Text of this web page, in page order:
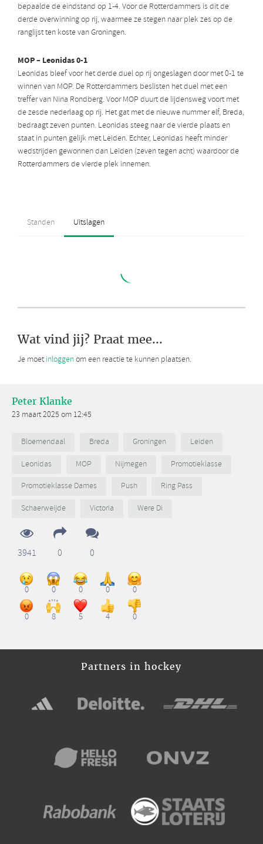
bepaalde de eindstand op 1-4. Voor de Rotterdammers is dit de
derde overwinning op rij, waarmee ze stegen naar plek zes op de
ranglijst ten koste van Groningen.
MOP – Leonidas 0-1
Leonidas bleef voor het derde duel op rij ongeslagen door met 0-1 te
winnen van MOP. De Rotterdammers beslisten het duel met een
treffer van Nina Rondberg. Voor MOP duurt de lijdensweg voort met
de zesde nederlaag op rij. Het gat met de nieuwe nummer elf, Breda,
bedraagt zeven punten. Leonidas steeg naar de vierde plaats en
staat in punten gelijk met Leiden. Echter, Leonidas heeft minder
wedstrijden gewonnen dan Leiden (zeven tegen acht) waardoor de
Rotterdammers de vierde plek innemen.
Wat vind jij? Praat mee...
Je moet inloggenom een reactie te kunnen plaatsen.
Peter Klanke
23 maart 2025 om 12:45
Bloemendaal Breda Groningen
Leiden
Leonidas
MOP Nijmegen
Promotieklasse
Promotieklasse Dames
Push
Ring Pass
Schaerweijde
Victoria Were Di
3941 0 0
0 0 0 0 0
0 8 5 4 0
Partners in hockey